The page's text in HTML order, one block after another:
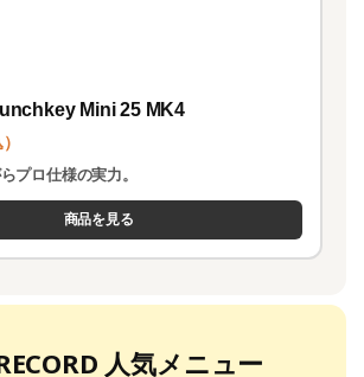
Mini 25 MK4
プロ仕様の実力。
商品を見る
人気メニュー